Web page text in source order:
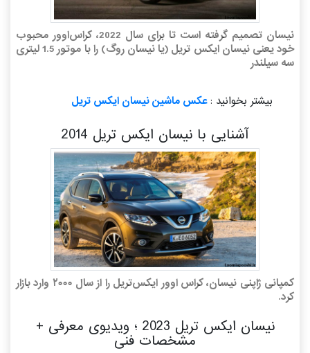
نیسان تصمیم گرفته است تا برای سال 2022، کراس‌اوور محبوب
خود یعنی نیسان ایکس تریل (یا نیسان روگ) را با موتور 1.5 لیتری
سه سیلندر
بیشتر بخوانید :عکس ماشین نیسان ایکس تریل
آشنایی با نیسان ایکس تریل 2014
کمپانی ژاپنی نیسان، کراس اوور ایکس‌تریل را از سال ۲۰۰۰ وارد بازار
کرد.
نیسان ایکس تریل 2023 ؛ ویدیوی معرفی +
مشخصات فنی